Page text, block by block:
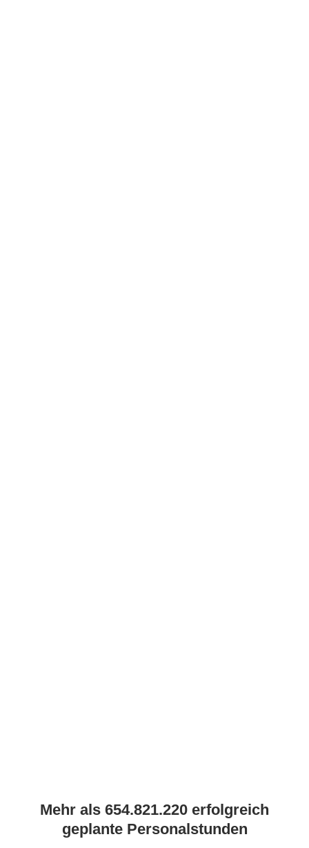
Mehr als 654.821.220 erfolgreich
geplante Personalstunden